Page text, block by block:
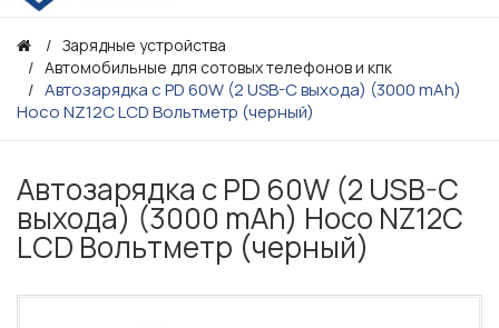
Зарядные устройства
Автомобильные для сотовых телефонов и кпк
Автозарядка с PD 60W (2 USB-C выхода) (3000 mAh)
Hoco NZ12C LCD Вольтметр (черный)
Автозарядка с PD 60W (2 USB-C
выхода) (3000 mAh) Hoco NZ12C
LCD Вольтметр (черный)